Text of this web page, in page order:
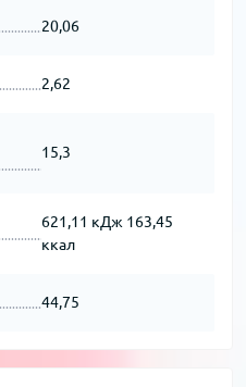
20,06
2,62
15,3
621,11 кДж 163,45
ккал
44,75